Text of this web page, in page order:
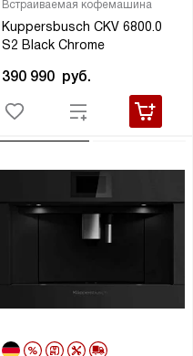
Встраиваемая кофемашина
Kuppersbusch CKV 6800.0
S2 Black Chrome
390 990 руб.